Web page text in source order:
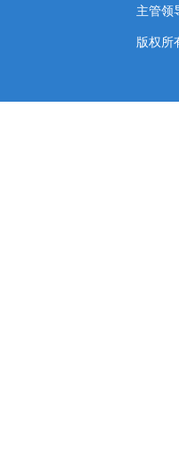
主管
版权